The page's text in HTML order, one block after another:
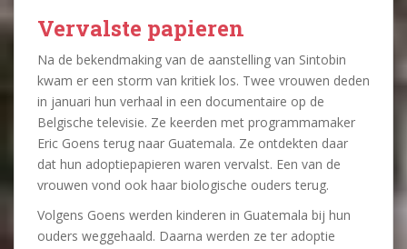
Vervalste papieren
Na de bekendmaking van de aanstelling van Sintobin
kwam er een storm van kritiek los. Twee vrouwen deden
in januari hun verhaal in een documentaire op de
Belgische televisie. Ze keerden met programmamaker
Eric Goens terug naar Guatemala. Ze ontdekten daar
dat hun adoptiepapieren waren vervalst. Een van de
vrouwen vond ook haar biologische ouders terug.
Volgens Goens werden kinderen in Guatemala bij hun
ouders weggehaald. Daarna werden ze ter adoptie